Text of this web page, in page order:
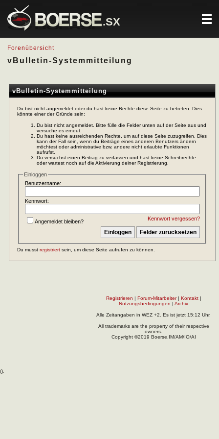
.SX
Forenübersicht
vBulletin-Systemmitteilung
vBulletin-Systemmitteilung
Du bist nicht angemeldet oder du hast keine Rechte diese Seite zu betreten. Dies
könnte einer der Gründe sein:
Du bist nicht angemeldet. Bitte fülle die Felder unten auf der Seite aus und
versuche es erneut.
Du hast keine ausreichenden Rechte, um auf diese Seite zuzugreifen. Dies
kann der Fall sein, wenn du Beiträge eines anderen Benutzers ändern
möchtest oder administrative bzw. andere nicht erlaubte Funktionen
aufrufst.
Du versuchst einen Beitrag zu verfassen und hast keine Schreibrechte
oder wartest noch auf die Aktivierung deiner Registrierung.
Einloggen
Benutzername:
Kennwort:
Kennwort vergessen?
Angemeldet bleiben?
Du musst registriert sein, um diese Seite aufrufen zu können.
Registrieren | Forum-Mitarbeiter| Kontakt|
Nutzungsbedingungen | Archiv
Alle Zeitangaben in WEZ +2. Es ist jetzt 15:12 Uhr.
All trademarks are the property of their respective
owners.
Copyright ©2019 Boerse.IM/AM/IO/AI
().